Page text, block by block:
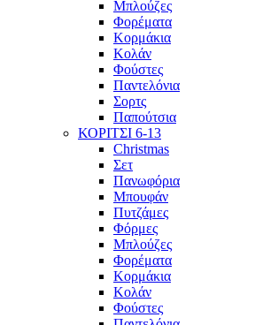
Μπλούζες
Φορέματα
Κορμάκια
Κολάν
Φούστες
Παντελόνια
Σορτς
Παπούτσια
ΚΟΡΙΤΣΙ 6-13
Christmas
Σετ
Πανωφόρια
Μπουφάν
Πυτζάμες
Φόρμες
Μπλούζες
Φορέματα
Κορμάκια
Κολάν
Φούστες